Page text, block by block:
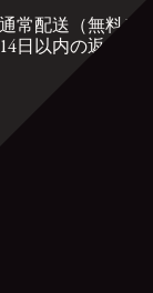
常配送（無料）
日以内の返品無料